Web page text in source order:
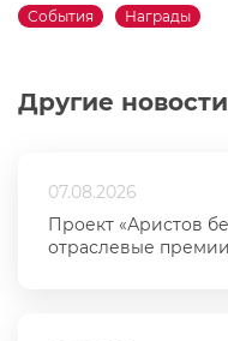
Другие новости
07.08.2026
Проект «Аристов
отраслевые премии
События
Награды